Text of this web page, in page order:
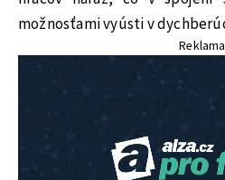
možnosťami vyústi v
Reklama